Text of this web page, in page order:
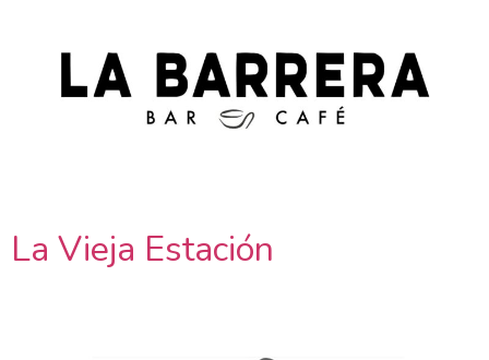
La Vieja Estación